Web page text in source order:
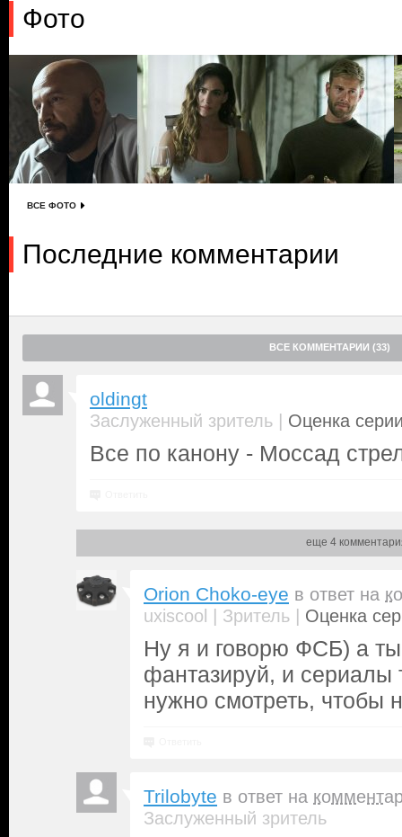
Фото
ВСЕ ФОТО
Последние комментарии
ВСЕ КОММЕНТАРИИ (33)
oldingt
Заслуженный зритель | Оценка
Все по канону - Моссад
еще 4
Orion Choko-eye в ответ на
uxiscool | Зритель | Оценка
Ну я и говорю ФСБ) а
фантазируй, и сериалы
нужно смотреть, чтобы
Trilobyte в ответ на
Заслуженный зритель